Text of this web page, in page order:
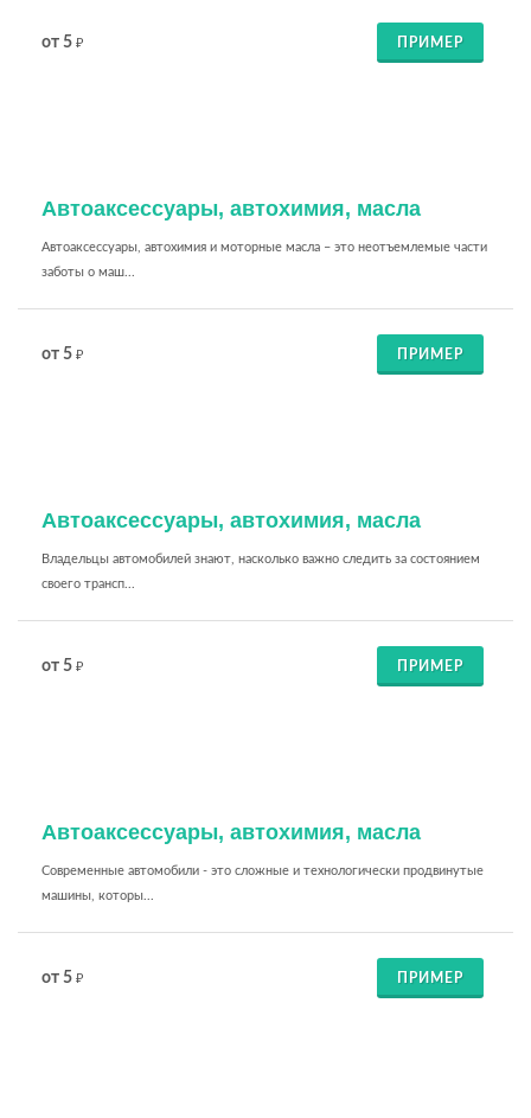
от 5 ₽ ПРИМЕР
Автоаксессуары, автохимия, масла
Автоаксессуары, автохимия и моторные масла – это неотъемлемые части
заботы о маш...
от 5 ₽ ПРИМЕР
Автоаксессуары, автохимия, масла
Владельцы автомобилей знают, насколько важно следить за состоянием
своего трансп...
от 5 ₽ ПРИМЕР
Автоаксессуары, автохимия, масла
Современные автомобили - это сложные и технологически продвинутые
машины, которы...
от 5 ₽ ПРИМЕР